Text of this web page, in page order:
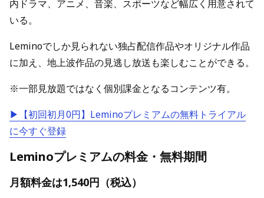
内ドラマ、アニメ、音楽、スポーツなど幅広く用意されて
いる。
Leminoでしか見られない独占配信作品やオリジナル作品
に加え、地上波作品の見逃し放送も楽しむことができる。
※一部見放題ではなく個別課金となるコンテンツ有。
▶【初回初月0円】Leminoプレミアムの無料トライアル
に今すぐ登録
Leminoプレミアムの料金・無料期間
月額料金は1,540円（税込）